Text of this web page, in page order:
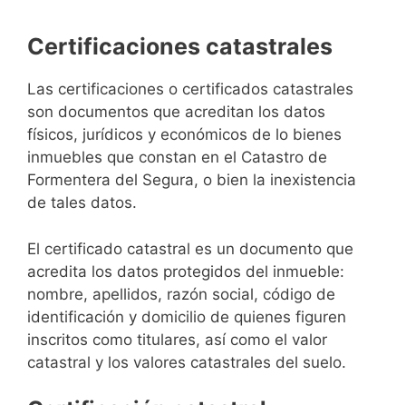
Certificaciones catastrales
Las certificaciones o certificados catastrales
son documentos que acreditan los datos
físicos, jurídicos y económicos de lo bienes
inmuebles que constan en el Catastro de
Formentera del Segura, o bien la inexistencia
de tales datos.
El certificado catastral es un documento que
acredita los datos protegidos del inmueble:
nombre, apellidos, razón social, código de
identificación y domicilio de quienes figuren
inscritos como titulares, así como el valor
catastral y los valores catastrales del suelo.